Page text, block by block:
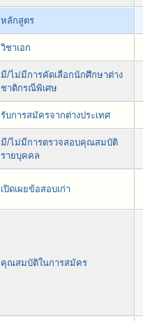
หลักสูตร
วิชาเอก
มี/ไม่มีการคัดเลือกนักศึกษาต่าง
ชาติกรณีพิเศษ
รับการสมัครจากต่างประเทศ
มี/ไม่มีการตรวจสอบคุณสมบัติ
รายบุคคล
เปิดเผยข้อสอบเก่า
คุณสมบัติในการสมัคร